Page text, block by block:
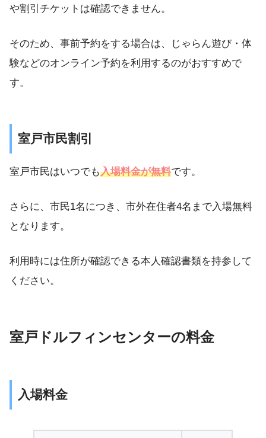
や割引チケットは確認できません。
そのため、事前予約をする場合は、じゃらん遊び・体
験などのオンライン予約を利用するのがおすすめで
す。
室戸市民割引
室戸市民はいつでも入場料金が無料です。
さらに、市民1名につき、市外在住者4名まで入場無料
となります。
利用時には住所が確認できる本人確認書類を持参して
ください。
室戸ドルフィンセンターの料金
入場料金